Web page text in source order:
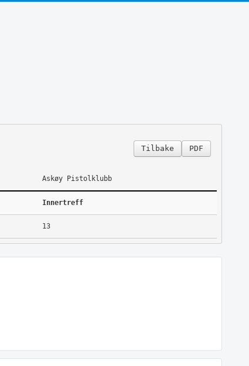
PDF
Tilbake
Askøy Pistolklubb
Innertreff
13